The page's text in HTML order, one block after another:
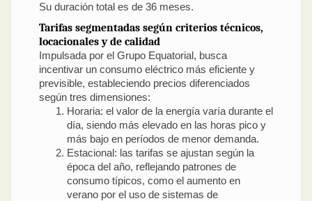
Su duración total es de 36 meses.
Tarifas segmentadas según criterios técnicos,
locacionales y de calidad
Impulsada por el Grupo Equatorial, busca
incentivar un consumo eléctrico más eficiente y
previsible, estableciendo precios diferenciados
según tres dimensiones:
Horaria: el valor de la energía varía durante el
día, siendo más elevado en las horas pico y
más bajo en períodos de menor demanda.
Estacional: las tarifas se ajustan según la
época del año, reflejando patrones de
consumo típicos, como el aumento en
verano por el uso de sistemas de